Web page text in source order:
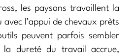
les paysans travaillent la
l’appui de chevaux prèts
peuvent parfois sembler
la dureté du travail accrue,